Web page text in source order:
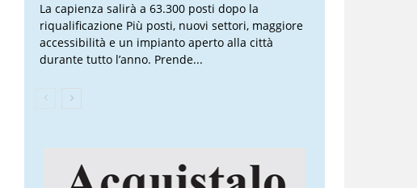
La capienza salirà a 63.300 posti dopo la
riqualificazione Più posti, nuovi settori, maggiore
accessibilità e un impianto aperto alla città
durante tutto l’anno. Prende...